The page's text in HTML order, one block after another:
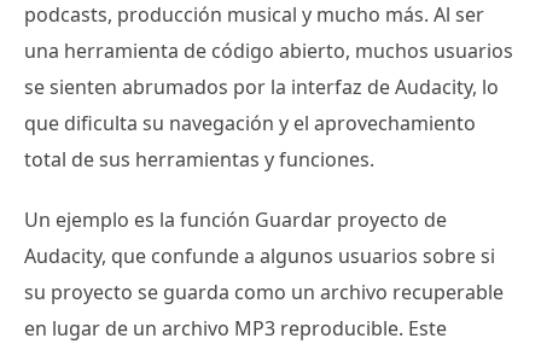
podcasts, producción musical y mucho más. Al ser
una herramienta de código abierto, muchos usuarios
se sienten abrumados por la interfaz de Audacity, lo
que dificulta su navegación y el aprovechamiento
total de sus herramientas y funciones.
Un ejemplo es la función Guardar proyecto de
Audacity, que confunde a algunos usuarios sobre si
su proyecto se guarda como un archivo recuperable
en lugar de un archivo MP3 reproducible. Este